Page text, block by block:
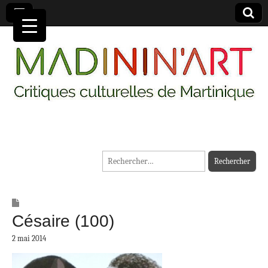
MADININ'ART
Rechercher :
Césaire (100)
2 mai 2014